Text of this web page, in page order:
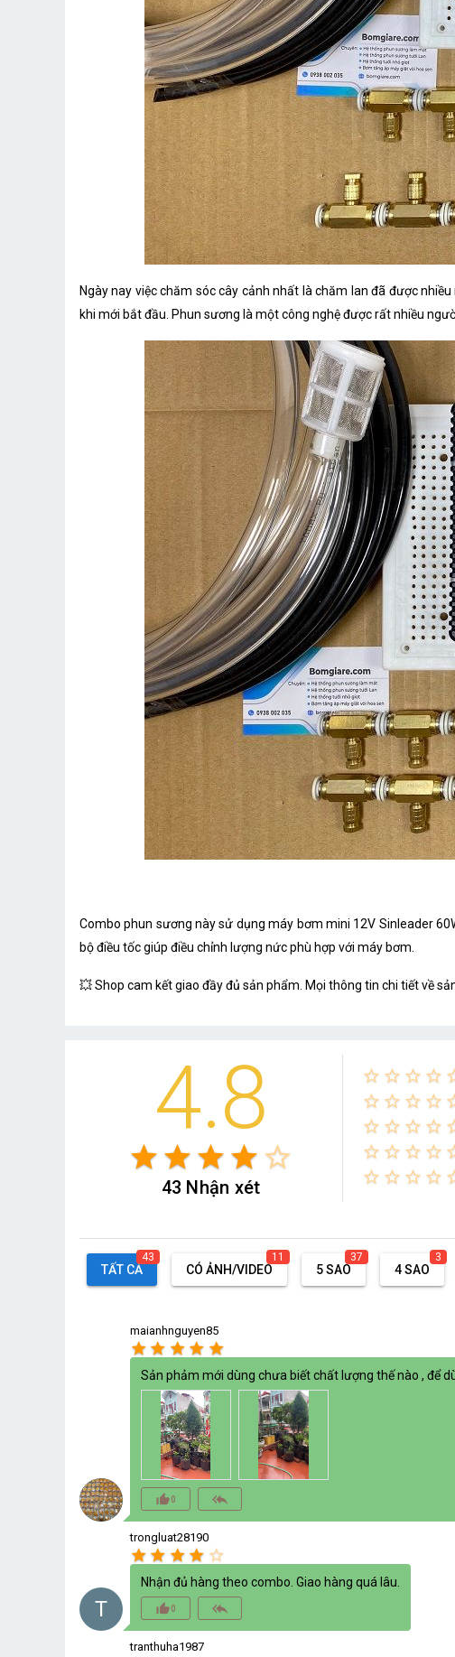
Ngày nay việc chăm sóc cây cảnh nhất là chăm lan đã được
khi mới bắt đầu. Phun sương là một công nghệ được rất nhiều
Combo phun sương này sử dụng máy bơm mini 12V Sinleader
bộ điều tốc giúp điều chỉnh lượng nức phù hợp với máy bơm.
💥 Shop cam kết giao đầy đủ sản phẩm. Mọi thông tin chi tiết về
4.8
star star star star star_border
43 Nhận xét
star_border star_border star_border star_border
star_border star_border star_border star_border
star_border star_border star_border star_border
star_border star_border star_border star_border
star_border star_border star_border star_border
TẤT CẢ
43
CÓ ẢNH/VIDEO
11
5 SAO
37
4 SAO
3
maianhnguyen85
star star star star star
Sản phảm mới dùng chưa biết chất lượng thế nào , để
thumb_up_alt0 reply_all
T
trongluat28190
star star star star star_border
Nhận đủ hàng theo combo. Giao hàng quá lâu.
thumb_up_alt0 reply_all
tranthuha1987